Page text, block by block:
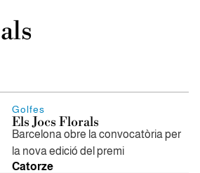
Golfes
Els Jocs Florals
Barcelona obre la convocatòria per
la nova edició del premi
Catorze